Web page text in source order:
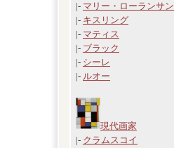
|- マリー・ローランサン
|- キスリング
|- マティス
|- ブラック
|- シーレ
|- ルオー
現代画家
|- クラムスコイ